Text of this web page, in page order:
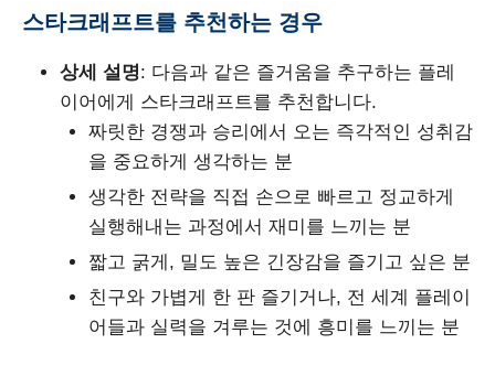
스타크래프트를 추천하는 경우
상세 설명: 다음과 같은 즐거움을 추구하는 플레
이어에게 스타크래프트를 추천합니다.
짜릿한 경쟁과 승리에서 오는 즉각적인 성취감
을 중요하게 생각하는 분
생각한 전략을 직접 손으로 빠르고 정교하게
실행해내는 과정에서 재미를 느끼는 분
짧고 굵게, 밀도 높은 긴장감을 즐기고 싶은 분
친구와 가볍게 한 판 즐기거나, 전 세계 플레이
어들과 실력을 겨루는 것에 흥미를 느끼는 분